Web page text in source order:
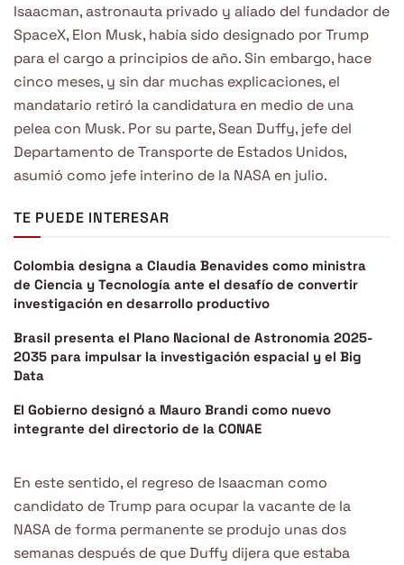
Isaacman, astronauta privado y aliado del fundador de
SpaceX, Elon Musk, había sido designado por Trump
para el cargo a principios de año. Sin embargo, hace
cinco meses, y sin dar muchas explicaciones, el
mandatario retiró la candidatura en medio de una
pelea con Musk. Por su parte, Sean Duffy, jefe del
Departamento de Transporte de Estados Unidos,
asumió como jefe interino de la NASA en julio.
TE PUEDE INTERESAR
Colombia designa a Claudia Benavides como ministra
de Ciencia y Tecnología ante el desafío de convertir
investigación en desarrollo productivo
Brasil presenta el Plano Nacional de Astronomia 2025-
2035 para impulsar la investigación espacial y el Big
Data
El Gobierno designó a Mauro Brandi como nuevo
integrante del directorio de la CONAE
En este sentido, el regreso de Isaacman como
candidato de Trump para ocupar la vacante de la
NASA de forma permanente se produjo unas dos
semanas después de que Duffy dijera que estaba